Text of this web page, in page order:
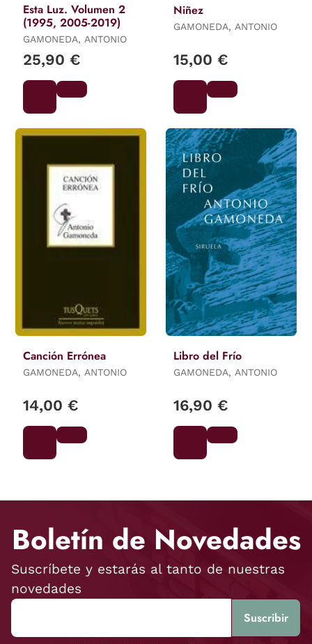
Esta Luz. Volumen 2
(1995, 2005-2019)
GAMONEDA, ANTONIO
25,90 €
Niñez
GAMONEDA, ANTONIO
15,00 €
Canción Errónea
GAMONEDA, ANTONIO
14,00 €
Libro del Frío
GAMONEDA, ANTONIO
16,90 €
Boletín de Novedades
Suscríbete y estarás al tanto de nuestras
novedades